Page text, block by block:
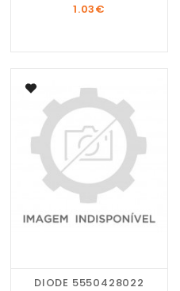
1.03€
DIODE 5550428022